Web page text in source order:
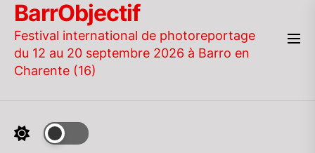
Skip
the
content
BarrObjectif
Festival international de photoreportage
du 12 au 20 septembre 2026 à Barro en
Charente (16)